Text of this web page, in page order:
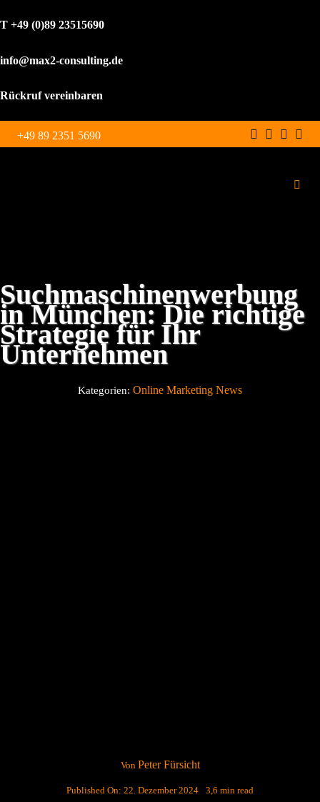
T +49 (0)89 23515690
info@max2-consulting.de
Rückruf vereinbaren
Zum
Inhalt
+49 89 2351 5690
WordPress Agentur
Suchmaschinenwerbung
in München: Die richtige
Strategie für Ihr
Unternehmen
Kategorien: Online Marketing News
Von Peter Fürsicht
Published On: 22. Dezember 2024 3,6 min read